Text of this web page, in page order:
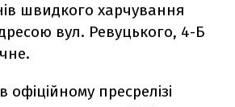
швидкого харчування
вул. Ревуцького, 4-Б
пресрелізі